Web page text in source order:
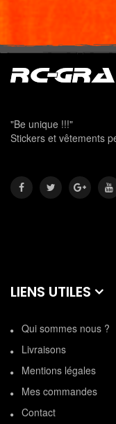
"Be unique !!!"
Stickers et vêtements
LIENS UTILES
Qui sommes nous ?
Livraisons
Mentions légales
Mes commandes
Contact